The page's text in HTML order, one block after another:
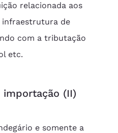
relacionada aos
infraestrutura de
com a tributação
etc.
(II)
e somente a